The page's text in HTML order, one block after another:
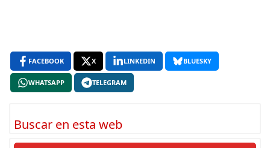
FACEBOOK X LINKEDIN BLUESKY
WHATSAPP TELEGRAM
Buscar en esta web